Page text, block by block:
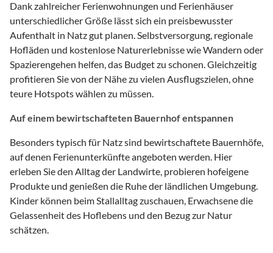
Dank zahlreicher Ferienwohnungen und Ferienhäuser
unterschiedlicher Größe lässt sich ein preisbewusster
Aufenthalt in Natz gut planen. Selbstversorgung, regionale
Hofläden und kostenlose Naturerlebnisse wie Wandern oder
Spazierengehen helfen, das Budget zu schonen. Gleichzeitig
profitieren Sie von der Nähe zu vielen Ausflugszielen, ohne
teure Hotspots wählen zu müssen.
Auf einem bewirtschafteten Bauernhof entspannen
Besonders typisch für Natz sind bewirtschaftete Bauernhöfe,
auf denen Ferienunterkünfte angeboten werden. Hier
erleben Sie den Alltag der Landwirte, probieren hofeigene
Produkte und genießen die Ruhe der ländlichen Umgebung.
Kinder können beim Stallalltag zuschauen, Erwachsene die
Gelassenheit des Hoflebens und den Bezug zur Natur
schätzen.